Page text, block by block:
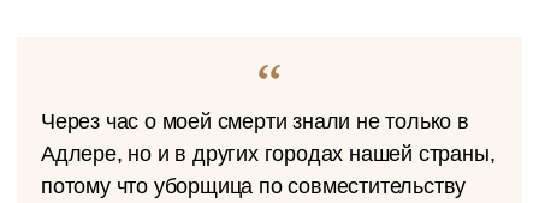
Через час о моей смерти знали не только в
Адлере, но и в других городах нашей страны,
потому что уборщица по совместительству